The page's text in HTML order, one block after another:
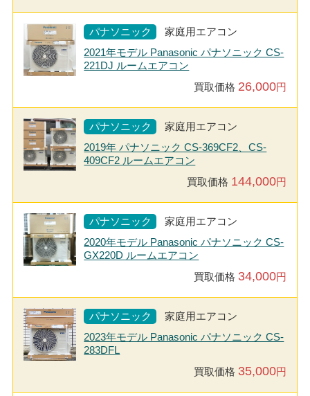
パナソニック
家庭用エアコン
2021年モデル Panasonic パナソニック CS-
221DJ ルームエアコン
買取価格 26,000円
パナソニック
家庭用エアコン
2019年 パナソニック CS-369CF2、CS-
409CF2 ルームエアコン
買取価格 144,000円
パナソニック
家庭用エアコン
2020年モデル Panasonic パナソニック CS-
GX220D ルームエアコン
買取価格 34,000円
パナソニック
家庭用エアコン
2023年モデル Panasonic パナソニック CS-
283DFL
買取価格 35,000円